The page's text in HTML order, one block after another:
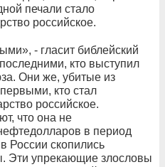
печали стало
российское.
- гласит библейский
кто выступил
Они же, убитые из
кто стал
российское.
что она не
в период
России скопились
Эти упрекающие злословы